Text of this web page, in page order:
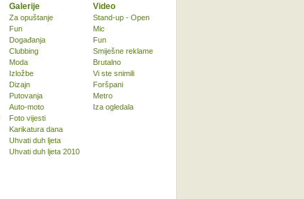
Galerije
Za opuštanje
Fun
Događanja
Clubbing
Moda
Izložbe
Dizajn
Putovanja
Auto-moto
Foto vijesti
Karikatura dana
Uhvati duh ljeta
Uhvati duh ljeta 2010
Video
Stand-up - Open
Mic
Fun
Smiješne reklame
Brutalno
Vi ste snimili
Foršpani
Metro
Iza ogledala